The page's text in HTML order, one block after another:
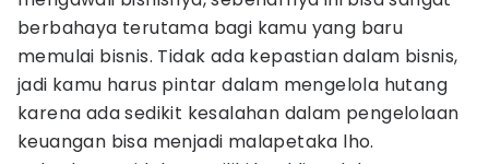
berbahaya terutama bagi kamu yang baru
memulai bisnis. Tidak ada kepastian dalam bisnis,
jadi kamu harus pintar dalam mengelola hutang
karena ada sedikit kesalahan dalam pengelolaan
keuangan bisa menjadi malapetaka lho.